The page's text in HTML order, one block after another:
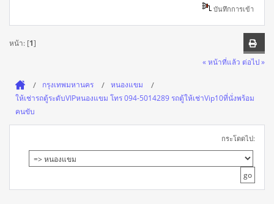
บันทึกการเข้า
หน้า: [1]
« หน้าที่แล้ว ต่อไป »
กรุงเทพมหานคร
หนองแขม
ให้เช่ารถตู้ระดับVIPหนองแขม โทร 094-5014289 รถตู้ให้เช่าVip10ที่นั่งพร้อม
คนขับ
กระโดดไป: